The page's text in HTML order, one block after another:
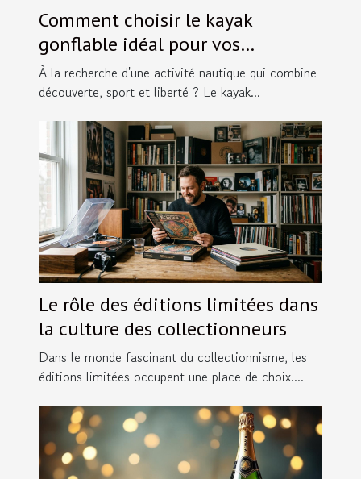
Comment choisir le kayak
gonflable idéal pour vos
aventures ?
À la recherche d'une activité nautique qui combine
découverte, sport et liberté ? Le kayak...
Le rôle des éditions limitées dans
la culture des collectionneurs
Dans le monde fascinant du collectionnisme, les
éditions limitées occupent une place de choix....